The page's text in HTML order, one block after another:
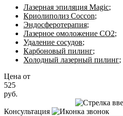
Лазерная эпиляция Magic;
Криолиполиз Coccon;
Эндосферотерапия;
Лазерное омоложение CO2;
Удаление сосудов;
Карбоновый пилинг;
Холодный лазерный пилинг;
Цена от
525
руб.
Консультация